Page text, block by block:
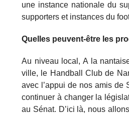
une instance nationale du
supporters et instances du
Quelles peuvent-être les
Au niveau local, A la
ville, le Handball Club de
avec l’appui de nos amis de
continuer à changer la
au Sénat. D’ici là, nous